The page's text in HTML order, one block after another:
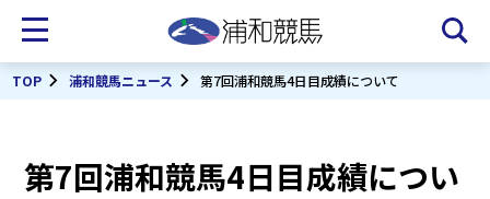
TOP 浦和競馬ニュース 第7回浦和競馬4日目成績について
第7回浦和競馬4日目成績につい